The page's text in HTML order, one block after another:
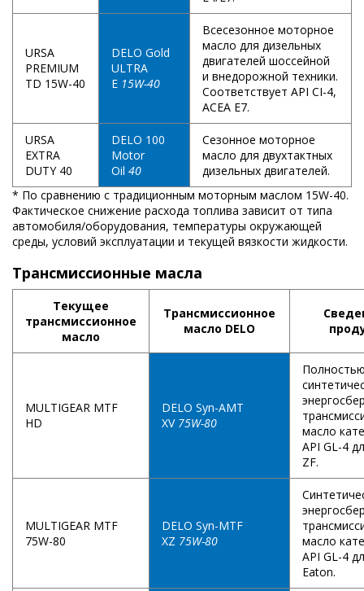
URSA
PREMIUM
TD 15W-40
DELO Gold
ULTRA
E 15W-40
Всесезонное моторное
масло для дизельных
двигателей шоссейной
и внедорожной техники.
Соответствует API CI-4,
ACEA E7.
URSA
EXTRA
DUTY 40
DELO 100
Motor
Oil 40
Сезонное моторное
масло для двухтактных
дизельных двигателей.
* По сравнению с традиционным моторным маслом 15W-40.
Фактическое снижение расхода топлива зависит от типа
автомобиля/оборудования, температуры окружающей
среды, условий эксплуатации и текущей вязкости жидкости.
Трансмиссионные масла
Текущее
трансмиссионное
масло
Трансмиссионное
масло DELO
MULTIGEAR MTF
HD
DELO Syn-AMT
XV 75W-80
масло
API GL-4
ZF.
MULTIGEAR MTF
75W-80
DELO Syn-MTF
XZ 75W-80
масло
API GL-4
Eaton.